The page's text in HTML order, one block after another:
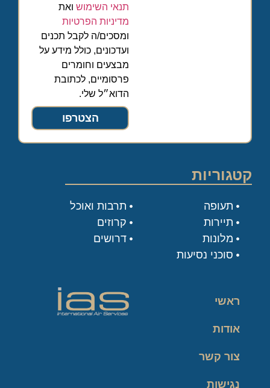
תנאי השימוש ואת
מדיניות הפרטיות
ומסכים/ה לקבל תכנים
ועדכונים, כולל מידע על
מבצעים וחומרים
פרסומיים, לכתובת
הדוא״ל שלי.
הצטרפו
קטגוריות
תעופה
תיירות
מלונות
סוכני נסיעות
תרבות ואוכל
קרוזים
דרושים
ראשי
אודות
צור קשר
נגישות